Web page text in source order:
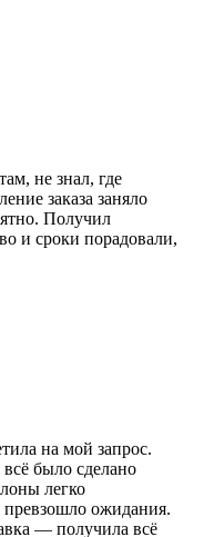
не знал, где
заказа заняло
Получил
и сроки порадовали,
на мой запрос.
всё было сделано
легко
превзошло ожидания.
— получила всё